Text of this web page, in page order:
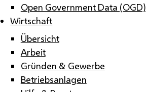
Open Government Data (OGD)
Wirtschaft
Übersicht
Arbeit
Gründen & Gewerbe
Betriebsanlagen